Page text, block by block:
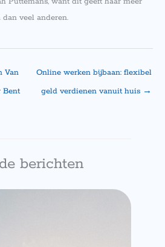
veel anderen.
Van
Bent
Online werken bijbaan: flexibel
geld verdienen vanuit huis →
berichten